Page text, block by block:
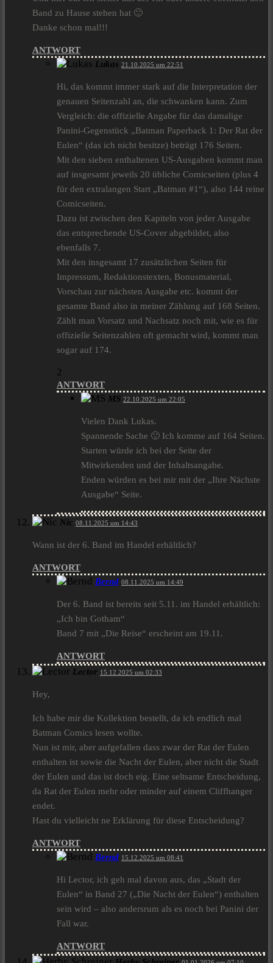
Band zu Hause stehen hat 🙂
Danke schon mal!!!
ANTWORT
Lukas 21.10.2025 um 22:51
Hi, das kommt immer stark auf die Interpretation der
genauen Seitenzahl an, die schwanken kann. Zum
Vergleich: die offizielle Angabe für das damalige
Panini-Gegenstück „Batman Paperback 1: Der Rat der
Eulen“ (das ich nicht besitze) beträgt 176 Seiten.
Mit den sieben enthaltenen US-Ausgaben kommt man
auf insgesamt jeweils 20 übliche Comicseiten (plus 4
für den extralangen Start „Batman #1“), also 144 reine
Comicseiten.
Dazu ist zwischen den Kapiteln von jeder Ausgabe
das entsprechende US-Cover abgebildet, also
ebenfalls 7.
Mit den insgesamt 17 zusätzlichen Seiten für
Impressum, Redaktionstexten, Bonusmaterial,
Vorschau zur nächsten Ausgabe etc. kommt der
gesamte Band also in meiner Zählung auf 168 Seiten.
Zählt man Vorsatz und Nachsatz noch mit, wie es für
offizielle Seitenzahlen oft gemacht wird, kommt man
sogar auf 174.
2
ANTWORT
MS 22.10.2025 um 22:05
Vielen Dank Lukas.
Spannende Sache 🙂 Ich komme auf 164 Seiten.
Starten würde ich bei der Seite der
Mitwirkenden und der Inhaltsangabe.
Enden würden es bei mir mit der „Ihre Nächste
Ausgabe“ Seite.
Nic 08.11.2025 um 14:43
Wann ist der 6. Band im Handel erhältlich?
ANTWORT
Bernd 08.11.2025 um 14:49
Der 6. Band ist bereits seit 5.11. im Handel erhältlich:
„Ich bin Gotham“
Band 7 mit „Die Reise“ erscheint am 19.11.
ANTWORT
Lector 15.12.2025 um 02:33
Hey,
Ich habe mir die Kollektion bestellt, da ich endlich mal
Batman Comics lesen wollte.
Nun ist mir, aber aufgefallen dass zwar der Rat der Eulen
enthalten ist sowie die Nacht der Eulen, aber nicht die Stadt
der Eulen und das ist doch eig. Eine seltsame Entscheidung,
da Rat der Eulen mehr oder minder auf einem Cliffhanger
endet.
Hast du vielleicht ne Erklärung für diese Entscheidung?
ANTWORT
Bernd 15.12.2025 um 08:41
Hi Lector, ich geh mal davon aus, das „Stadt der
Eulen“ in Band 27 („Die Nacht der Eulen“) enthalten
sein wird – also andersrum als es noch bei Panini der
Fall war.
ANTWORT